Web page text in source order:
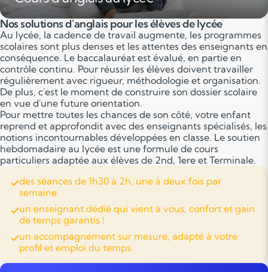
Nos solutions d'anglais pour les élèves de lycée
Au lycée, la cadence de travail augmente, les programmes
scolaires sont plus denses et les attentes des enseignants en
conséquence. Le baccalauréat est évalué, en partie en
contrôle continu. Pour réussir les élèves doivent travailler
régulièrement avec rigueur, méthodologie et organisation.
De plus, c'est le moment de construire son dossier scolaire
en vue d'une future orientation.
Pour mettre toutes les chances de son côté, votre enfant
reprend et approfondit avec des enseignants spécialisés, les
notions incontournables développées en classe. Le soutien
hebdomadaire au lycée est une formule de cours
particuliers adaptée aux élèves de 2nd, 1ere et Terminale.
des séances de 1h30 à 2h, une à deux fois par
semaine.
un enseignant dédié qui vient à vous, confort et gain
de temps garantis !
un accompagnement sur mesure, adapté à votre
profil et emploi du temps.